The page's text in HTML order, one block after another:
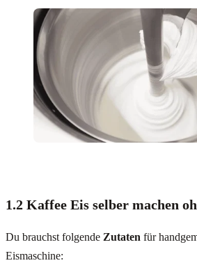
1.2 Kaffee Eis selber machen
Du brauchst folgende Zutaten für
Eismaschine: